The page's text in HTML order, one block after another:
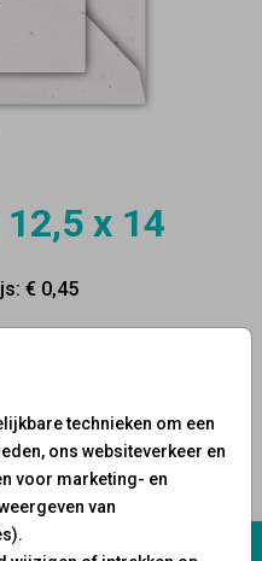
technieken om een
ons websiteverkeer en
voor marketing- en
van
x 14
€ 0,45